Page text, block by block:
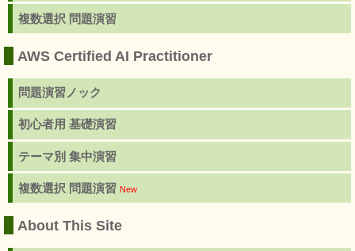
複数選択 問題演習
AWS Certified AI Practitioner
問題演習ノック
初心者用 基礎演習
テーマ別 集中演習
複数選択 問題演習 New
About This Site